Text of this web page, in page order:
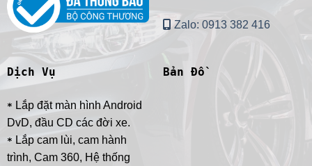
Zalo: 0913 382 416
Dịch Vụ
* Lắp đặt màn hình Android
DvD, đầu CD các đời xe.
* Lắp cam lùi, cam hành
trình, Cam 360, Hệ thống
Bản Đồ